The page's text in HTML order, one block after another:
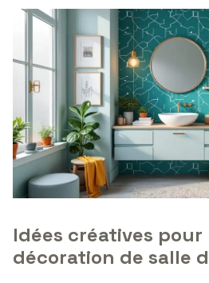
Idées créatives
décoration de salle